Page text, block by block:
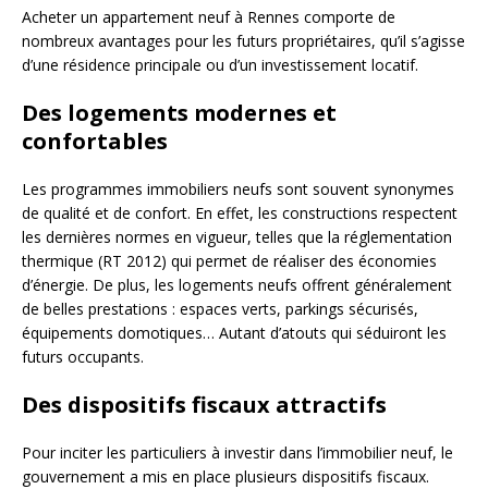
Acheter un appartement neuf à Rennes comporte de
nombreux avantages pour les futurs propriétaires, qu’il s’agisse
d’une résidence principale ou d’un investissement locatif.
Des logements modernes et
confortables
Les programmes immobiliers neufs sont souvent synonymes
de qualité et de confort. En effet, les constructions respectent
les dernières normes en vigueur, telles que la réglementation
thermique (RT 2012) qui permet de réaliser des économies
d’énergie. De plus, les logements neufs offrent généralement
de belles prestations : espaces verts, parkings sécurisés,
équipements domotiques… Autant d’atouts qui séduiront les
futurs occupants.
Des dispositifs fiscaux attractifs
Pour inciter les particuliers à investir dans l’immobilier neuf, le
gouvernement a mis en place plusieurs dispositifs fiscaux.